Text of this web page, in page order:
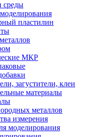
среды
пластилин
МКР
загустители, клеи
материалы
металлов
измерения
моделирования